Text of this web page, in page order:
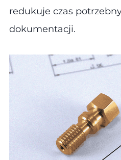
redukuje czas
dokumentacji​.